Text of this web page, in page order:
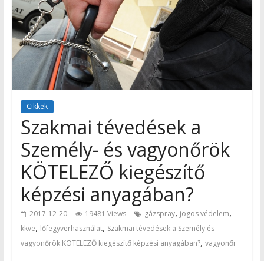
Cikkek
Szakmai tévedések a
Személy- és vagyonőrök
KÖTELEZŐ kiegészítő
képzési anyagában?
2017-12-20 19481 Views gázspray, jogos védelem,
kkve, lőfegyverhasználat, Szakmai tévedések a Személy és
vagyonőrök KÖTELEZŐ kiegészítő képzési anyagában?, vagyonőr